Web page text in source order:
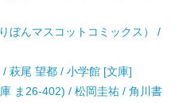
ぼんマスコットコミックス） /
萩尾 望都 / 小学館 [文庫]
ま26-402) / 松岡圭祐 / 角川書